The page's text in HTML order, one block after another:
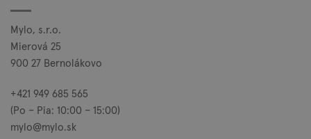
Mylo, s.r.o.
Mierová 25
900 27 Bernolákovo
+421 949 685 565
(Po – Pia: 10:00 – 15:00)
mylo@mylo.sk